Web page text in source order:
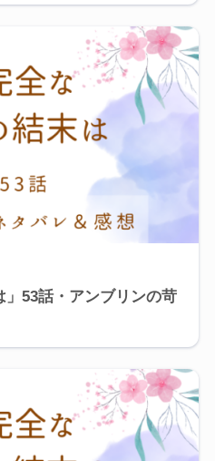
」53話・アンブリンの苛